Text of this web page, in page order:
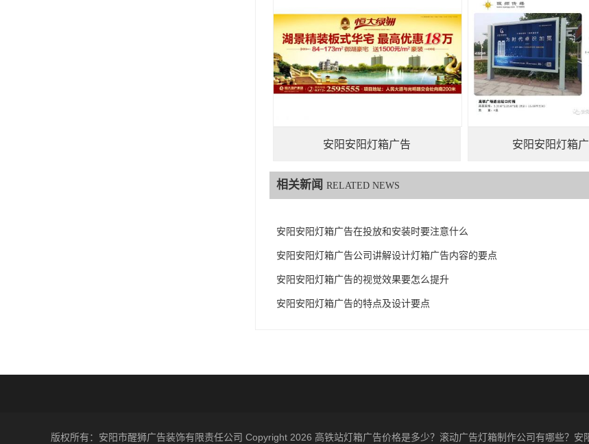
安阳安阳灯箱广告 安阳安阳灯箱
相关新闻 RELATED NEWS
安阳安阳灯箱广告在投放和安装时要注意什么
安阳安阳灯箱广告公司讲解设计灯箱广告内容的要点
安阳安阳灯箱广告的视觉效果要怎么提升
安阳安阳灯箱广告的特点及设计要点
版权所有：安阳市醒狮广告装饰有限责任公司 Copyright 2026 高铁站灯箱广告价格是多少？滚动广告灯箱制作公司有哪些？